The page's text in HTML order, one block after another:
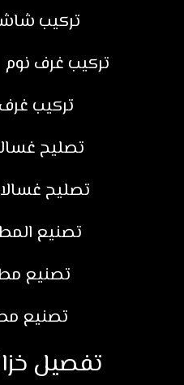
تركيب
تركيب غرف نوم
تركيب
تصليح
تصليح
تصنيع
تصنيع
تصنيع
تفصيل